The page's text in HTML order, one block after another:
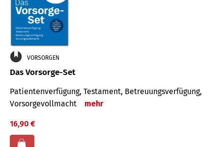
VORSORGEN
Das Vorsorge-Set
Patienten­ver­fügung, Testa­ment, Be­treuungs­verfü­gung,
Vor­sorge­voll­macht
mehr
16,90 €